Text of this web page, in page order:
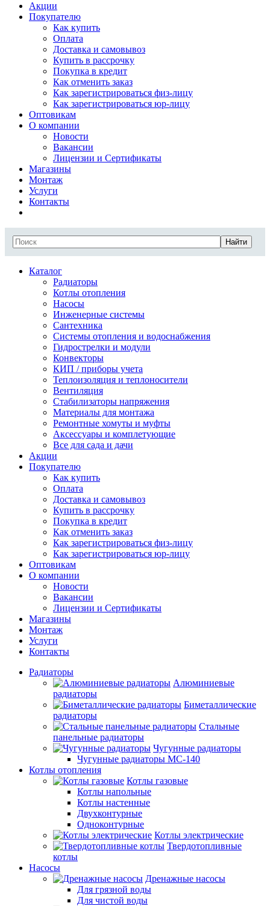
Акции
Покупателю
Как купить
Оплата
Доставка и самовывоз
Купить в рассрочку
Покупка в кредит
Как отменить заказ
Как зарегистрироваться физ-лицу
Как зарегистрироваться юр-лицу
Оптовикам
О компании
Новости
Вакансии
Лицензии и Сертификаты
Магазины
Монтаж
Услуги
Контакты
Найти
Каталог
Радиаторы
Котлы отопления
Насосы
Инженерные системы
Сантехника
Системы отопления и водоснабжения
Гидрострелки и модули
Конвекторы
КИП / приборы учета
Теплоизоляция и теплоносители
Вентиляция
Стабилизаторы напряжения
Материалы для монтажа
Ремонтные хомуты и муфты
Аксессуары и комплетующие
Все для сада и дачи
Акции
Покупателю
Как купить
Оплата
Доставка и самовывоз
Купить в рассрочку
Покупка в кредит
Как отменить заказ
Как зарегистрироваться физ-лицу
Как зарегистрироваться юр-лицу
Оптовикам
О компании
Новости
Вакансии
Лицензии и Сертификаты
Магазины
Монтаж
Услуги
Контакты
Радиаторы
Алюминиевые
радиаторы
Биметаллические
радиаторы
Стальные
панельные радиаторы
Чугунные радиаторы
Чугунные радиаторы МС-140
Котлы отопления
Котлы газовые
Котлы напольные
Котлы настенные
Двухконтурные
Одноконтурные
Котлы электрические
Твердотопливные
котлы
Насосы
Дренажные насосы
Для грязной воды
Для чистой воды